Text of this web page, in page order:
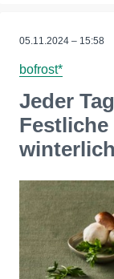
05.11.2024 – 15:58
bofrost*
Jeder